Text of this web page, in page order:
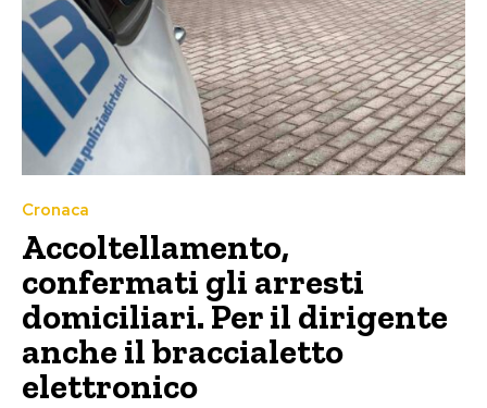
Cronaca
Accoltellamento,
confermati gli arresti
domiciliari. Per il dirigente
anche il braccialetto
elettronico